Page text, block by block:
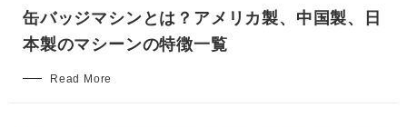
缶バッジマシンとは？アメリカ製、中国製、日
本製のマシーンの特徴一覧
Read More